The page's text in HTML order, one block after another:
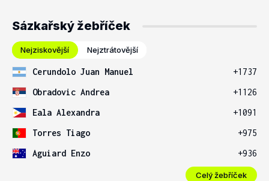
Sázkařský žebříček
Nejziskovější Nejztrátovější
Cerundolo Juan Manuel
+1737
Obradovic Andrea
+1126
Eala Alexandra
+1091
Torres Tiago
+975
Aguiard Enzo
+936
Celý žebříček